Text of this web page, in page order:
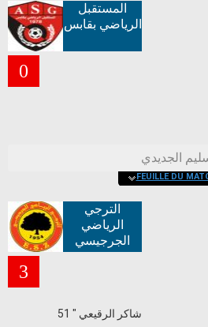
المستقبل
الرياضي بقابس
0
الجديدي
FEUILLE DU
الترجي
الرياضي
الجرجيسي
3
شاكر الرقيعي " 51